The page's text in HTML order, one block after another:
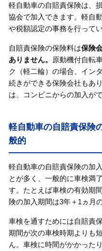
軽自動車の自賠責保険は、
協会で加入できます。軽自
や税額認定の事務を行って
自賠責保険の保険料は保険
ありません。
原動機付自転
ク（軽二輪）の場合、イン
続きができる保険会社もあ
は、コンビニからの加入が
軽自動車の自賠責保険
般的
軽自動車の自賠責保険の加入
とが多く、一般的に車検満
す。たとえば車検の有効期
険の加入期間は3年＋1ヵ月
車検を通すためには自賠責
期間が次の車検時期よりも
ん。車検に時間がかかった